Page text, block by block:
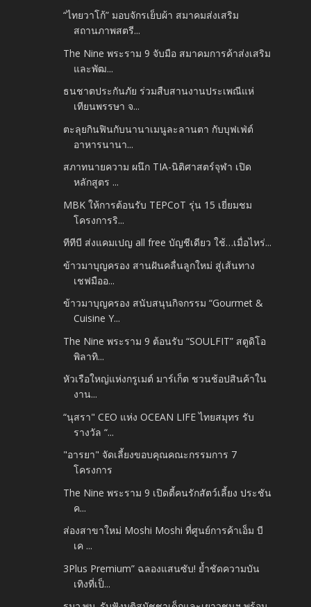
“ไทยวาโก้” มอบจักรเย็บผ้า สมาคมส่งเสริม
สถานภาพสตรี...
The Nine พระราม 9 จับมือ สมาคมการค้าส่งเสริม
และพัฒ...
ธนชาตประกันภัย ร่วมสืบสานงานประเพณีแห่
เทียนพรรษา จ...
ตะลุยกินฟินกับนานาเมนูละลานตา กับบุฟเฟ่ต์
อาหารนานา...
สภาทนายความ ผนึก TIA-นิติศาสตร์จุฬา เปิด
หลักสูตร ...
MBK ให้การต้อนรับ TEPCoT รุ่น 15 เยี่ยมชม
โครงการริ...
ทีทีบี ส่งแคมเปญ all free บัญชีเดียว ใช้…เมื่อไหร่...
ข้าวมาบุญครอง สานฝันคลื่นลูกใหม่ สู่เส้นทาง
เชฟมืออ...
ข้าวมาบุญครอง สนับสนุนกิจกรรม “Gourmet &
Cuisine Y...
The Nine พระราม 9 ต้อนรับ “SOULFIT” สตูดิโอ
พิลาทิ...
หัวเรือใหญ่แห่งกรูเมต์ มาร์เก็ต ชวนช้อปสินค้าใน
งาน...
“นุสรา" CEO แห่ง OCEAN LIFE ไทยสมุทร รับ
รางวัล “...
"อารยา" จัดเลี้ยงขอบคุณคณะกรรมการ 7
โครงการ
The Nine พระราม 9 เปิดตี้คนรักสัตว์เลี้ยง ประชัน
ค...
ส่องสาขาใหม่ Moshi Moshi ที่ศูนย์การค้าเอ็ม บี
เค ...
3Plus Premium” ฉลองแสนซับ! ย้ำชัดความบัน
เทิงที่เป็...